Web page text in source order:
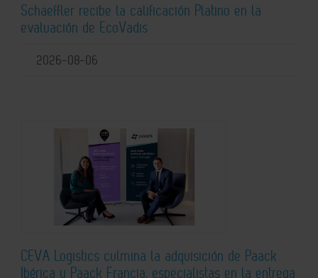
Schaeffler recibe la calificación Platino en la
evaluación de EcoVadis
2026-08-06
CEVA Logistics culmina la adquisición de Paack
Ibérica y Paack Francia, especialistas en la entrega